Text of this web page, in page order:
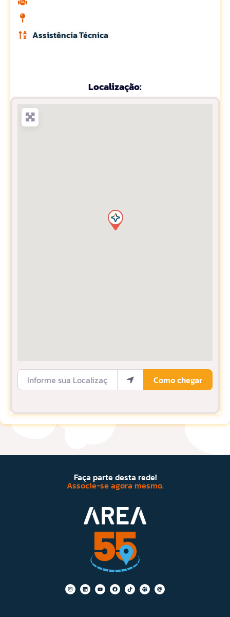
Assistência Técnica
Localização:
Informe sua Localização
Como chegar
Faça parte desta rede!
Associe-se agora mesmo.